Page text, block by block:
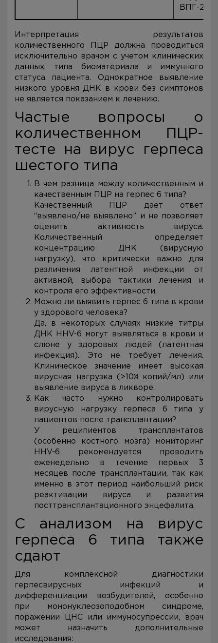
ВПГ-2,
Интерпретация результатов
количественного ПЦР должна проводиться
исключительно врачом с учетом клинических
данных, типа биоматериала и иммунного
статуса пациента. Однократное выявление
низкого уровня ДНК в крови без симптомов
не является показанием к лечению.
Частые вопросы о
количественном ПЦР-
тесте на вирус герпеса
шестого типа
В чем разница между количественным и
качественным ПЦР на герпес 6 типа?
Качественный ПЦР дает ответ
“выявлено/не выявлено” и не позволяет
оценить активность вируса.
Количественный определяет
концентрацию ДНК (вирусную
нагрузку), что критически важно для
различения латентной инфекции от
активной, выбора тактики лечения и
контроля его эффективности.
Можно ли выявить герпес 6 типа в крови
у здорового человека?
Да, в некоторых случаях низкие титры
ДНК HHV-6 могут выявляться в крови и
слюне у здоровых людей (латентная
инфекция). Это не требует лечения.
Клиническое значение имеет высокая
вирусная нагрузка (>10³ копий/мл) или
выявление вируса в ликворе.
Как часто нужно контролировать
вирусную нагрузку герпеса 6 типа у
пациентов после трансплантации?
У реципиентов трансплантатов
(особенно костного мозга) мониторинг
HHV-6 рекомендуется проводить
еженедельно в течение первых 3
месяцев после трансплантации, так как
именно в этот период наибольший риск
реактивации вируса и развития
посттрансплантационного энцефалита.
С анализом на вирус
герпеса 6 типа также
сдают
Для комплексной диагностики
герпесвирусных инфекций и
дифференциации возбудителей, особенно
при мононуклеозоподобном синдроме,
поражении ЦНС или иммуносупрессии, врач
может назначить дополнительные
исследования: